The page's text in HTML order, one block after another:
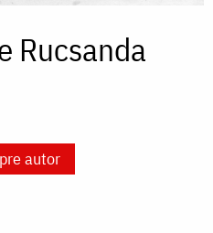
Rucsanda
autor